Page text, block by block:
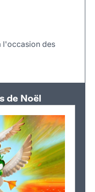
l'occasion des
de Noël